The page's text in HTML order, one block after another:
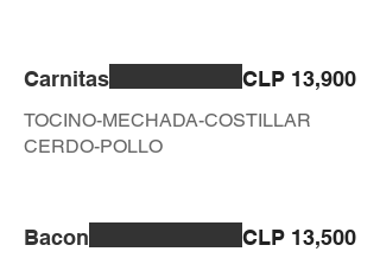
Carnitas
TOCINO-MECHADA-COSTILLAR
CERDO-POLLO
CLP 13,900
Bacon CLP 13,500